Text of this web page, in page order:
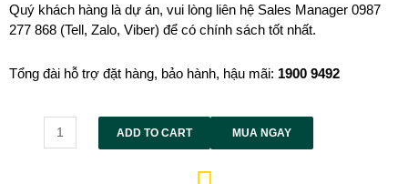
Quý khách hàng là dự án, vui lòng liên hệ Sales Manager 0987
277 868 (Tell, Zalo, Viber) để có chính sách tốt nhất.
Tổng đài hỗ trợ đặt hàng, bảo hành, hậu mãi: 1900 9492
ADD TO CART MUA NGAY
Alternative: